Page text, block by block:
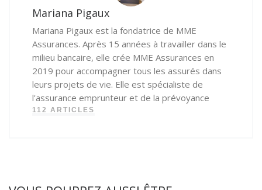
Mariana Pigaux
Mariana Pigaux est la fondatrice de MME
Assurances. Après 15 années à travailler dans le
milieu bancaire, elle crée MME Assurances en
2019 pour accompagner tous les assurés dans
leurs projets de vie. Elle est spécialiste de
l'assurance emprunteur et de la prévoyance
112 ARTICLES